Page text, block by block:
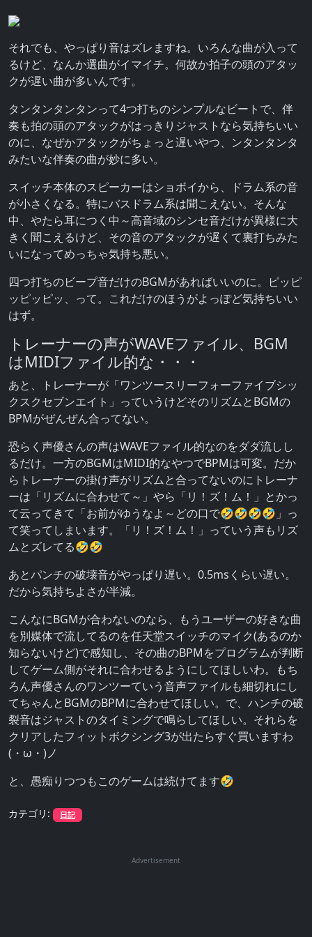
それでも、やっぱり音はズレますね。いろんな曲が入って
るけど、なんか選曲がイマイチ。何故か拍子の頭のアタッ
クが遅い曲が多いんです。
タンタンタンタンって4つ打ちのシンプルなビートで、伴
奏も拍の頭のアタックがはっきりジャストなら気持ちいい
のに、なぜかアタックがちょっと遅いやつ、ンタンタンタ
みたいな伴奏の曲が妙に多い。
スイッチ本体のスピーカーはショボイから、ドラム系の音
が小さくなる。特にバスドラム系は聞こえない。そんな
中、やたら耳につく中～高音域のシンセ音だけが異様に大
きく聞こえるけど、その音のアタックが遅くて裏打ちみた
いになってめっちゃ気持ち悪い。
四つ打ちのビープ音だけのBGMがあればいいのに。ピッピ
ッピッピッ、って。これだけのほうがよっぽど気持ちいい
はず。
トレーナーの声がWAVEファイル、BGM
はMIDIファイル的な・・・
あと、トレーナーが「ワンツースリーフォーファイブシッ
クスクセブンエイト」っていうけどそのリズムとBGMの
BPMがぜんぜん合ってない。
恐らく声優さんの声はWAVEファイル的なのをダダ流しし
るだけ。一方のBGMはMIDI的なやつでBPMは可変。だか
らトレーナーの掛け声がリズムと合ってないのにトレーナ
ーは「リズムに合わせて～」やら「リ！ズ！ム！」とかっ
て云ってきて「お前がゆうなよ～どの口で🤣🤣🤣🤣」っ
て笑ってしまいます。「リ！ズ！ム！」っていう声もリズ
ムとズレてる🤣🤣
あとパンチの破壊音がやっぱり遅い。0.5msくらい遅い。
だから気持ちよさが半減。
こんなにBGMが合わないのなら、もうユーザーの好きな曲
を別媒体で流してるのを任天堂スイッチのマイク(あるのか
知らないけど)で感知し、その曲のBPMをプログラムが判断
してゲーム側がそれに合わせるようにしてほしいわ。もち
ろん声優さんのワンツーていう音声ファイルも細切れにし
てちゃんとBGMのBPMに合わせてほしい。で、ハンチの破
裂音はジャストのタイミングで鳴らしてほしい。それらを
クリアしたフィットボクシング3が出たらすぐ買いますわ
(・ω・)ノ
と、愚痴りつつもこのゲームは続けてます🤣
カテゴリ: 日記
Advertisement